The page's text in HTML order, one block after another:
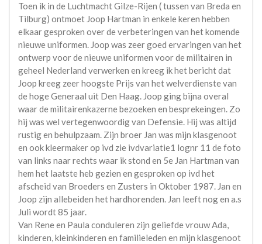
Toen ik in de Luchtmacht Gilze-Rijen ( tussen van Breda en
Tilburg) ontmoet Joop Hartman in enkele keren hebben
elkaar gesproken over de verbeteringen van het komende
nieuwe uniformen. Joop was zeer goed ervaringen van het
ontwerp voor de nieuwe uniformen voor de militairen in
geheel Nederland verwerken en kreeg ik het bericht dat
Joop kreeg zeer hoogste Prijs van het welverdienste van
de hoge Generaal uit Den Haag. Joop ging bijna overal
waar de militairenkazerne bezoeken en besprekeingen. Zo
hij was wel vertegenwoordig van Defensie. Hij was altijd
rustig en behulpzaam. Zijn broer Jan was mijn klasgenoot
en ook kleermaker op ivd zie ivdvariatie1 lognr 11 de foto
van links naar rechts waar ik stond en 5e Jan Hartman van
hem het laatste heb gezien en gesproken op ivd het
afscheid van Broeders en Zusters in Oktober 1987. Jan en
Joop zijn allebeiden het hardhorenden. Jan leeft nog en a.s
Juli wordt 85 jaar.
Van Rene en Paula conduleren zijn geliefde vrouw Ada,
kinderen, kleinkinderen en familieleden en mijn klasgenoot